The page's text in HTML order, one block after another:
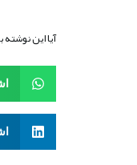
آیا این